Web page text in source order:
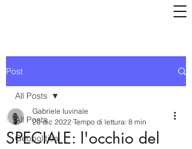
Post
All Posts
Geopolitica
All Posts
SPECIALE: l'occhio del
Gabriele Iuvinale
20 dic 2022 Tempo di lettura: 8 min